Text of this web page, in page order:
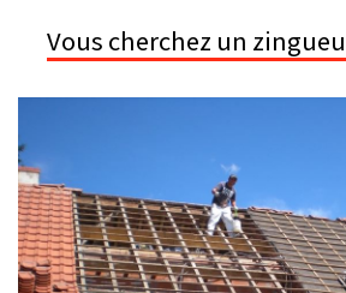
Vous cherchez un